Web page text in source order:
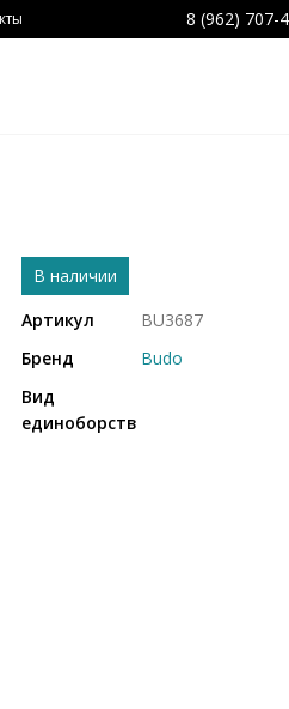
8 (962) 707-
В наличии
Артикул
BU3687
Бренд
Budo
Вид
единоборств